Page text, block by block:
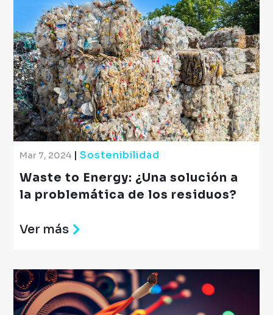
Mar 7, 2024 |Sostenibilidad
Waste to Energy: ¿Una solución a
la problemática de los residuos?
Ver más